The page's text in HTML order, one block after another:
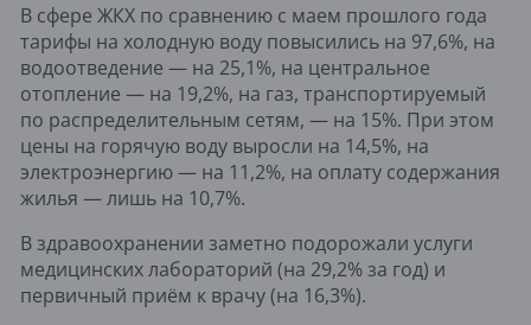
В сфере ЖКХ по сравнению с маем прошлого года
тарифы на холодную воду повысились на 97,6%, на
водоотведение — на 25,1%, на центральное
отопление — на 19,2%, на газ, транспортируемый
по распределительным сетям, — на 15%. При этом
цены на горячую воду выросли на 14,5%, на
электроэнергию — на 11,2%, на оплату содержания
жилья — лишь на 10,7%.
В здравоохранении заметно подорожали услуги
медицинских лабораторий (на 29,2% за год) и
первичный приём к врачу (на 16,3%).